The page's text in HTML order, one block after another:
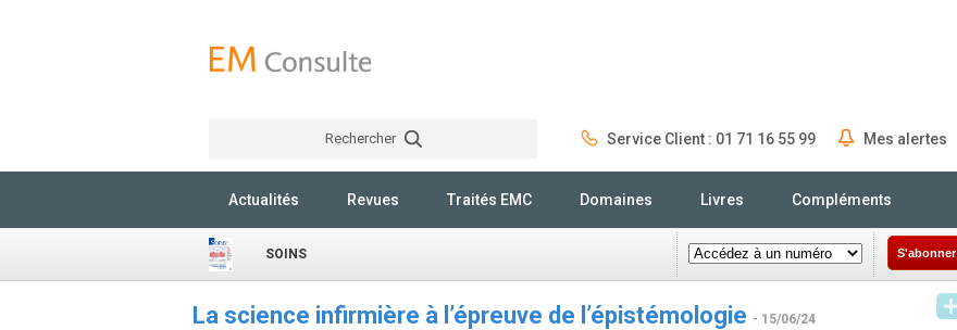
Rechercher Service Client : 01 71 16 55 99 Mes alertes
Actualités Revues Traités EMC Domaines Livres Compléments
SOINS S'abonner
La science infirmière à l’épreuve de l’épistémologie - 15/06/24